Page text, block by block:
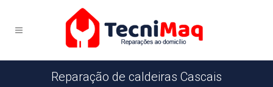
Reparação de caldeiras Cascais